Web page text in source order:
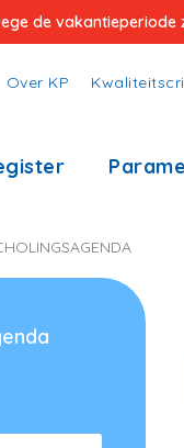
de vakantieperiode
Over KP